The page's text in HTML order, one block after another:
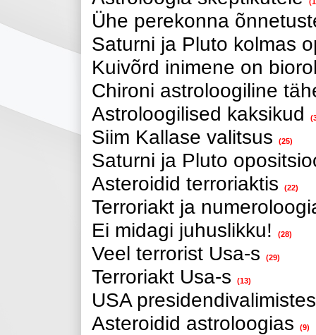
Ühe perekonna
Saturni ja Pluto kolmas
Kuivõrd inimene on
Chironi astroloogiline
Astroloogilised kaksikud
Siim Kallase valitsus (25)
Saturni ja Pluto
Asteroidid terroriaktis
(22)
Terroriakt ja
Ei midagi juhuslikku!
(28)
Veel terrorist Usa-s (29)
Terroriakt Usa-s (13)
USA
Asteroidid astroloogias
(9)